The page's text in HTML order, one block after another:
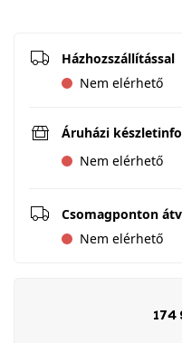
Házhozszállítással
Nem elérhető
Áruházi
Nem elérhető
Csomagponton
Nem elérhető
174